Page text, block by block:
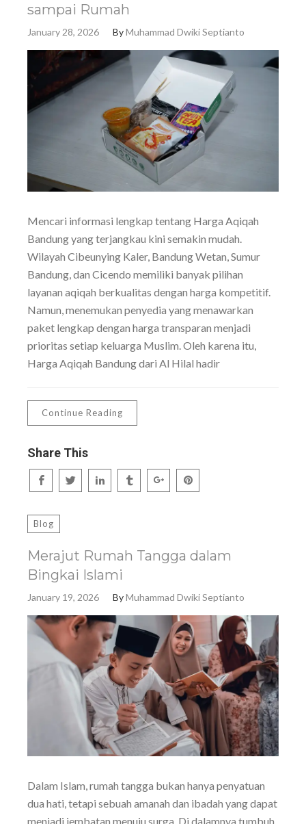
sampai Rumah
January 28, 2026 ByMuhammad Dwiki Septianto
Mencari informasi lengkap tentang Harga Aqiqah
Bandung yang terjangkau kini semakin mudah.
Wilayah Cibeunying Kaler, Bandung Wetan, Sumur
Bandung, dan Cicendo memiliki banyak pilihan
layanan aqiqah berkualitas dengan harga kompetitif.
Namun, menemukan penyedia yang menawarkan
paket lengkap dengan harga transparan menjadi
prioritas setiap keluarga Muslim. Oleh karena itu,
Harga Aqiqah Bandung dari Al Hilal hadir
Continue Reading
Share This
Blog
Merajut Rumah Tangga dalam
Bingkai Islami
January 19, 2026 ByMuhammad Dwiki Septianto
Dalam Islam, rumah tangga bukan hanya penyatuan
dua hati, tetapi sebuah amanah dan ibadah yang dapat
menjadi jembatan menuju surga. Di dalamnya tumbuh